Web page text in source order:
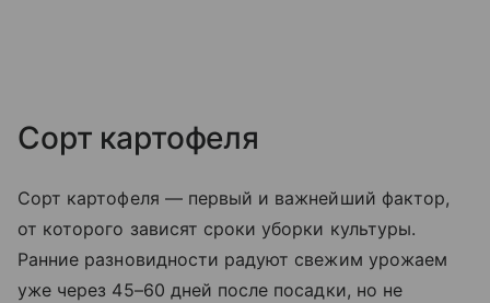
Сорт картофеля
Сорт картофеля — первый и важнейший фактор,
от которого зависят сроки уборки культуры.
Ранние разновидности радуют свежим урожаем
уже через 45–60 дней после посадки, но не